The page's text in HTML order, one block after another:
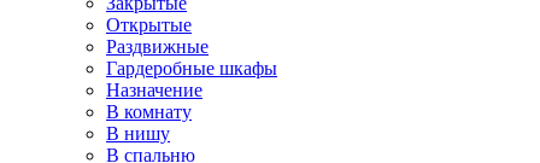
Открытые
Раздвижные
Гардеробные шкафы
Назначение
В комнату
В нишу
В спальню